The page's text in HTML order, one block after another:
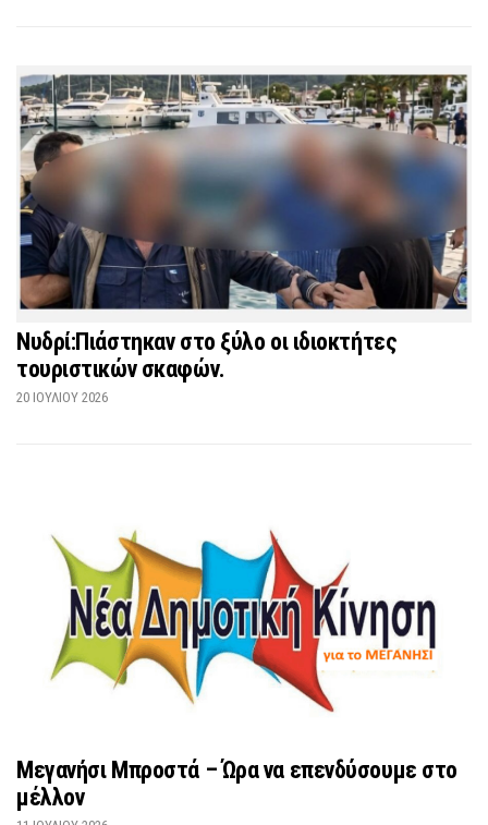
Νυδρί:Πιάστηκαν στο ξύλο οι ιδιοκτήτες
τουριστικών σκαφών.
20 ΙΟΥΛΊΟΥ 2026
Μεγανήσι Μπροστά – Ώρα να επενδύσουμε στο
μέλλον